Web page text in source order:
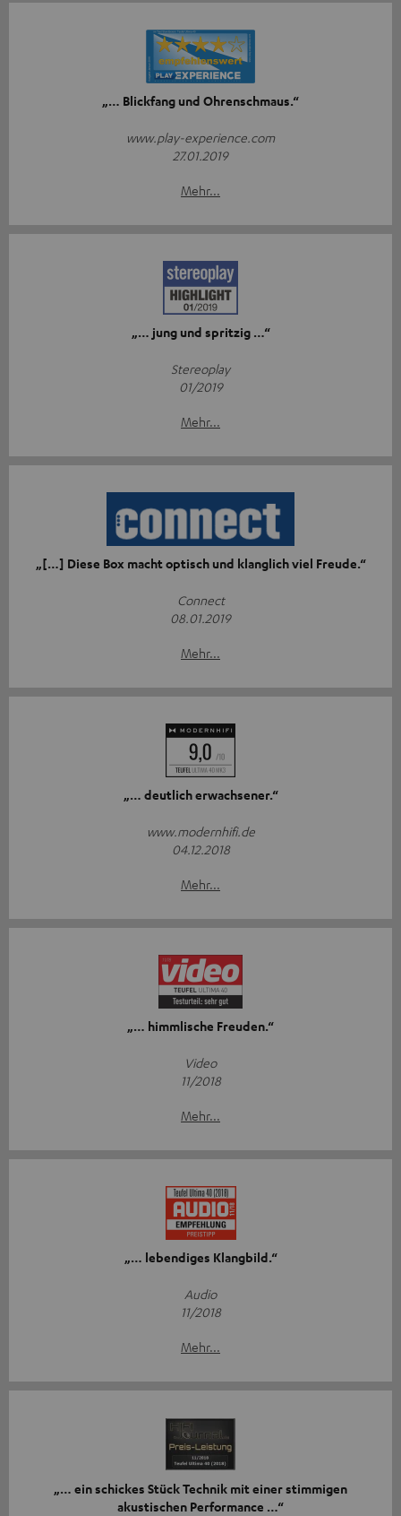
„… Blickfang und Ohrenschmaus.“
www.play-experience.com
27.01.2019
Mehr...
„… jung und spritzig …“
Stereoplay
01/2019
Mehr...
„[…] Diese Box macht optisch und klanglich viel Freude.“
Connect
08.01.2019
Mehr...
„… deutlich erwachsener.“
www.modernhifi.de
04.12.2018
Mehr...
„… himmlische Freuden.“
Video
11/2018
Mehr...
„… lebendiges Klangbild.“
Audio
11/2018
Mehr...
„… ein schickes Stück Technik mit einer stimmigen
akustischen Performance …“